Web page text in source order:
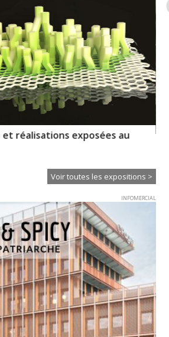
et réalisations exposées au
Voir toutes les expositions >
INFOMERCIAL